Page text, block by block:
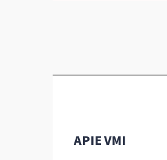
APIE VMI